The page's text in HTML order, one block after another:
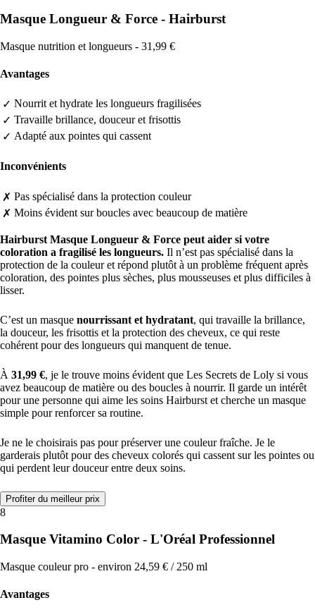
Masque Longueur & Force - Hairburst
Masque nutrition et longueurs - 31,99 €
Avantages
✓ Nourrit et hydrate les longueurs fragilisées
✓ Travaille brillance, douceur et frisottis
✓ Adapté aux pointes qui cassent
Inconvénients
✗ Pas spécialisé dans la protection couleur
✗ Moins évident sur boucles avec beaucoup de matière
Hairburst Masque Longueur & Force peut aider si votre
coloration a fragilisé les longueurs. Il n’est pas spécialisé dans la
protection de la couleur et répond plutôt à un problème fréquent après
coloration, des pointes plus sèches, plus mousseuses et plus difficiles à
lisser.
C’est un masque nourrissant et hydratant, qui travaille la brillance,
la douceur, les frisottis et la protection des cheveux, ce qui reste
cohérent pour des longueurs qui manquent de tenue.
À 31,99 €, je le trouve moins évident que Les Secrets de Loly si vous
avez beaucoup de matière ou des boucles à nourrir. Il garde un intérêt
pour une personne qui aime les soins Hairburst et cherche un masque
simple pour renforcer sa routine.
Je ne le choisirais pas pour préserver une couleur fraîche. Je le
garderais plutôt pour des cheveux colorés qui cassent sur les pointes ou
qui perdent leur douceur entre deux soins.
Profiter du meilleur prix
8
Masque Vitamino Color - L'Oréal Professionnel
Masque couleur pro - environ 24,59 € / 250 ml
Avantages